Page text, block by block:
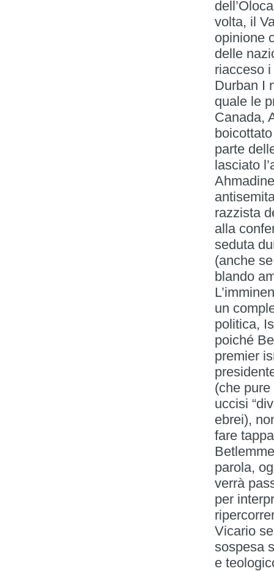
volta, il
opinione
delle
riacceso
Durban I
quale le
Canada,
parte
lasciato
razzista
alla
seduta
(anche
blando
un
politica,
poiché
premier
(che
uccisi
ebrei),
fare
parola,
verrà
per
Vicario
sospesa
e